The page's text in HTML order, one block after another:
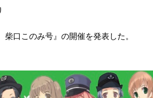
口このみ号』の開催を発表した。